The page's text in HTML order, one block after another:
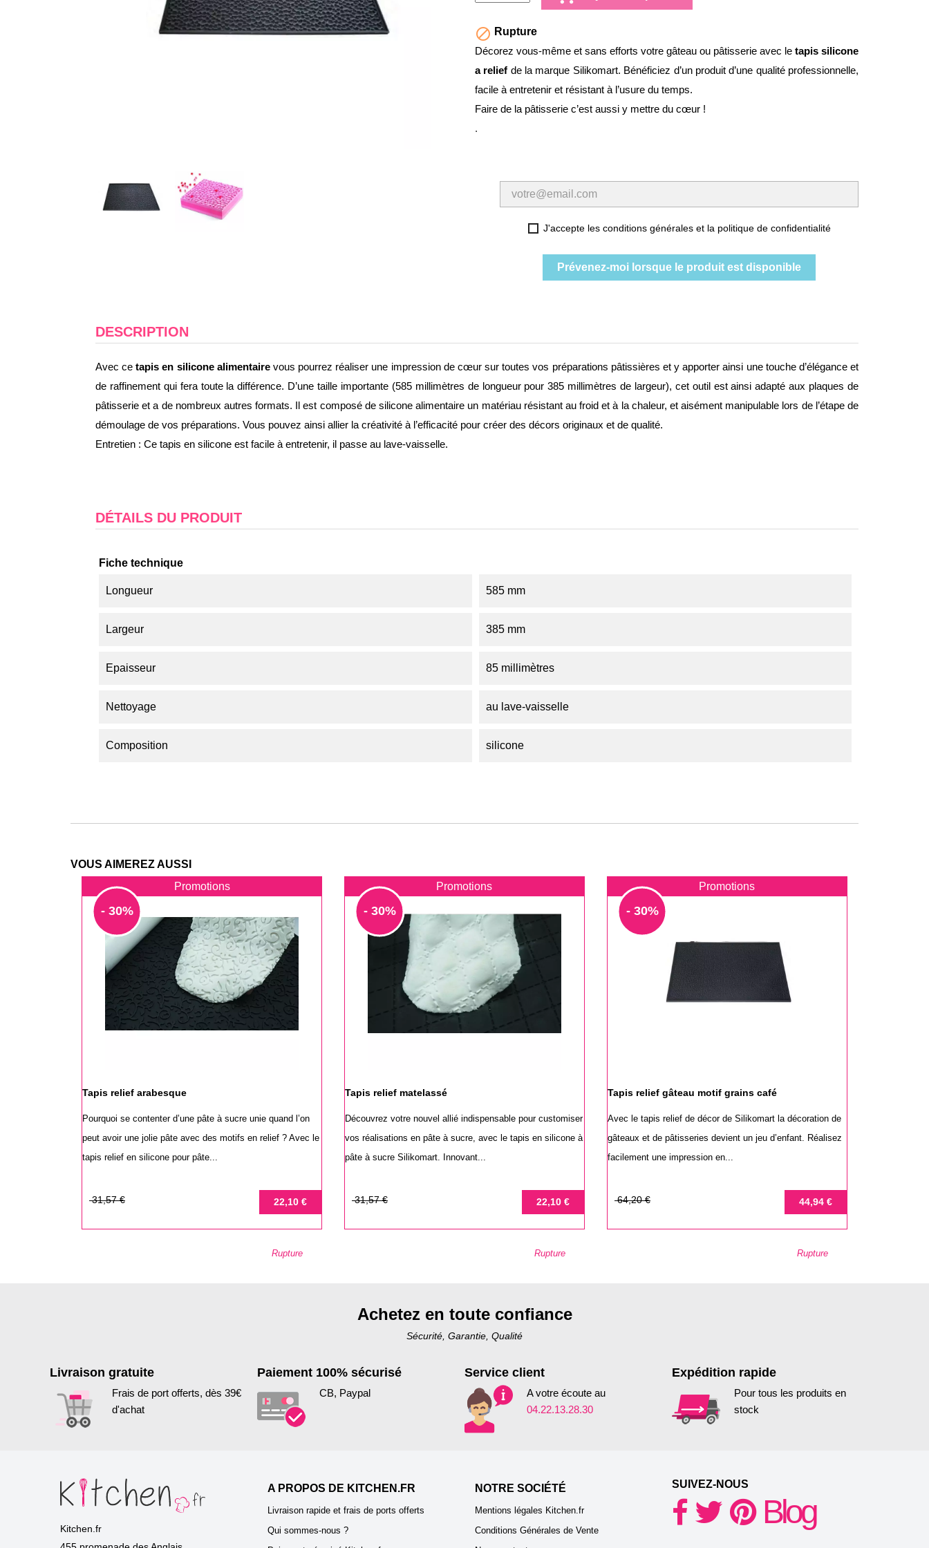
 Rupture
Décorez vous-même et sans efforts votre gâteau ou pâtisserie avec le tapis silicone
a relief de la marque Silikomart. Bénéficiez d’un produit d’une qualité professionnelle,
facile à entretenir et résistant à l’usure du temps.
Faire de la pâtisserie c’est aussi y mettre du cœur !
.
J'accepte les conditions générales et la politique de confidentialité
Prévenez-moi lorsque le produit est disponible
DESCRIPTION
Avec cetapis en silicone alimentairevous pourrez réaliser une impression de cœur sur toutes vos préparations pâtissières et y apporter ainsi une touche d’élégance et
de raffinement qui fera toute la différence. D’une taille importante (585 millimètres de longueur pour 385 millimètres de largeur), cet outil est ainsi adapté aux plaques de
pâtisserie et a de nombreux autres formats. Il est composé de silicone alimentaire un matériau résistant au froid et à la chaleur, et aisément manipulable lors de l’étape de
démoulage de vos préparations. Vous pouvez ainsi allier la créativité à l’efficacité pour créer des décors originaux et de qualité.
Entretien : Ce tapis en silicone est facile à entretenir, il passe au lave-vaisselle.
DÉTAILS DU PRODUIT
Fiche technique
Longueur 585 mm
Largeur 385 mm
Epaisseur 85 millimètres
Nettoyage au lave-vaisselle
Composition silicone
VOUS AIMEREZ AUSSI
Promotions
- 30%
Tapis relief arabesque
Pourquoi se contenter d’une pâte à sucre unie quand l’on
peut avoir une jolie pâte avec des motifs en relief ? Avec le
tapis relief en silicone pour pâte...
Prix
31,57 €
Prix 22,10 €
Rupture
Promotions
- 30%
Tapis relief matelassé
Découvrez votre nouvel allié indispensable pour customiser
vos réalisations en pâte à sucre, avec le tapis en silicone à
pâte à sucre Silikomart. Innovant...
Prix
31,57 €
Prix 22,10 €
Rupture
Promotions
- 30%
Tapis relief gâteau motif grains café
Avec le tapis relief de décor de Silikomart la décoration de
gâteaux et de pâtisseries devient un jeu d’enfant. Réalisez
facilement une impression en...
Prix
64,20 €
Prix 44,94 €
Rupture
Achetez en toute confiance
Sécurité, Garantie, Qualité
Livraison gratuite
Frais de port offerts, dès 39€
d'achat
Paiement 100% sécurisé
CB, Paypal
Service client
A votre écoute au
04.22.13.28.30
Expédition rapide
Pour tous les produits en
stock
Kitchen.fr
A PROPOS DE KITCHEN.FR
Livraison rapide et frais de ports offerts
Qui sommes-nous ?
NOTRE SOCIÉTÉ
Mentions légales Kitchen.fr
Conditions Générales de Vente
SUIVEZ-NOUS
Blog